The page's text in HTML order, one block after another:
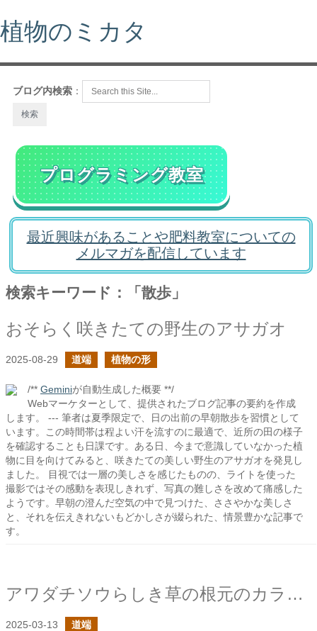
植物のミカタ
ブログ内検索 ：
プログラミング教室
最近興味があることや肥料教室についての
メルマガを配信しています
検索キーワード：「散歩」
おそらく咲きたての野生のアサガオ
2025-08-29 道端 植物の形
/** Geminiが自動生成した概要 **/
Webマーケターとして、提供されたブログ記事の要約を作成
します。 --- 筆者は夏季限定で、日の出前の早朝散歩を習慣として
います。この時間帯は程よい汗を流すのに最適で、近所の田の様子
を確認することも日課です。ある日、今まで意識していなかった植
物に目を向けてみると、咲きたての美しい野生のアサガオを発見し
ました。 目視では一層の美しさを感じたものの、ライトを使った
撮影ではその感動を表現しきれず、写真の難しさを改めて痛感した
ようです。早朝の澄んだ空気の中で見つけた、ささやかな美しさ
と、それを伝えきれないもどかしさが綴られた、情景豊かな記事で
す。
アワダチソウらしき草の根元のカラスノエンドウたち2025
2025-03-13 道端